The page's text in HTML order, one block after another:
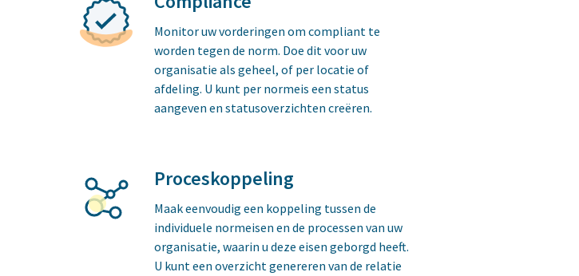
Monitor uw vorderingen om compliant te
worden tegen de norm. Doe dit voor uw
organisatie als geheel, of per locatie of
afdeling. U kunt per normeis een status
aangeven en statusoverzichten creëren.
Proceskoppeling
Maak eenvoudig een koppeling tussen de
individuele normeisen en de processen van uw
organisatie, waarin u deze eisen geborgd heeft.
U kunt een overzicht genereren van de relatie